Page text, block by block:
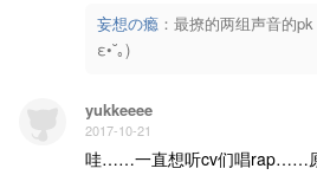
妄想の瘾 ： 最撩的两组声音的pk
ε•˘｡)
yukkeeee
2017-10-21
哇……一直想听cv们唱rap……